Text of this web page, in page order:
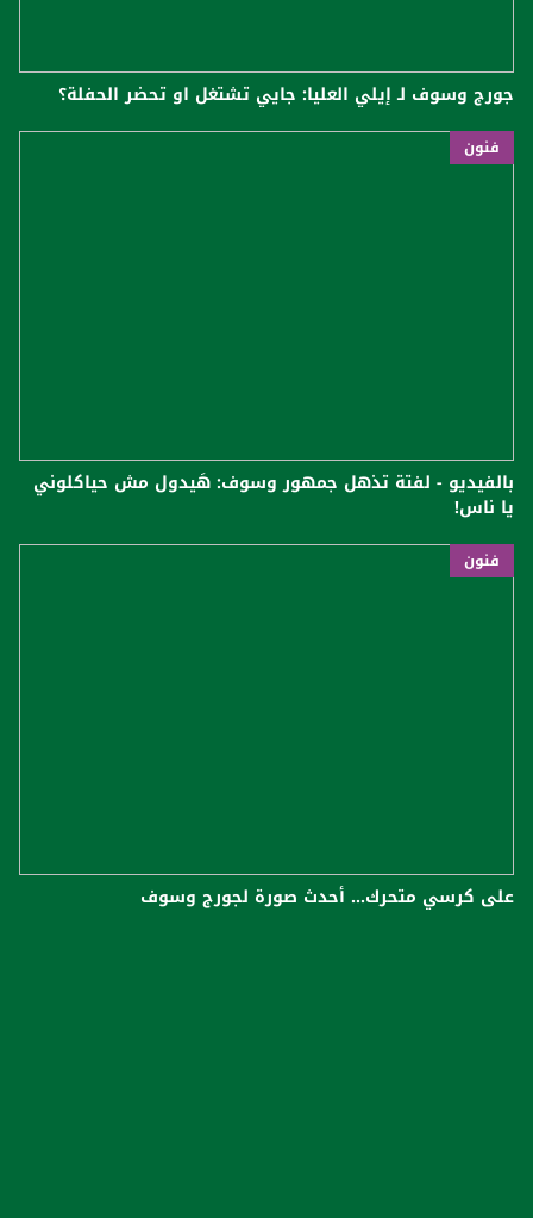
جورج وسوف لـ إيلي العليا: جايي تشتغل او تحضر الحفلة؟
فنون
بالفيديو - لفتة تذهل جمهور وسوف: هَيدول مش حياكلوني
يا ناس!
فنون
على كرسي متحرك... أحدث صورة لجورج وسوف